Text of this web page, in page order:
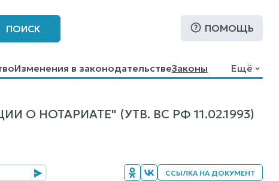
ПОИСК ПОМОЩЬ
Изменения в законодательствеЗаконы
Ещё
НОТАРИАТЕ" (УТВ. ВС РФ 11.02.1993)
ССЫЛКА НА ДОКУМЕНТ